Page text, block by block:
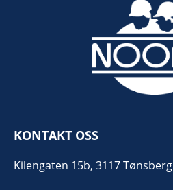
KONTAKT OSS
Kilengaten 15b, 3117 Tønsberg